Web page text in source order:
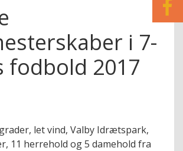
i 7-
fodbold 2017
let vind, Valby Idrætspark,
11 herrehold og 5 damehold fra